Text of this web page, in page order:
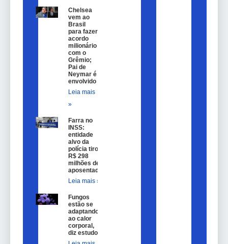
Chelsea
vem ao
Brasil
para fazer
acordo
milionário
com o
Grêmio;
Pai de
Neymar é
envolvido
Leia mais
»
Farra no
INSS:
entidade
alvo da
polícia tirou
R$ 298
milhões de
aposentados
Leia mais »
Fungos
estão se
adaptando
ao calor
corporal,
diz estudo